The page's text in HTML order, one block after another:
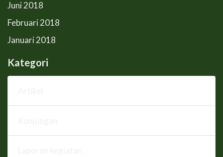
Juni 2018
Februari 2018
Januari 2018
Kategori